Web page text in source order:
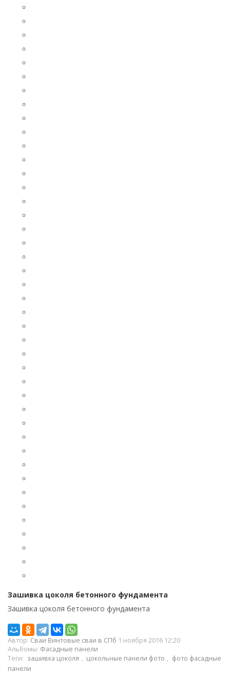
Зашивка цоколя бетонного фундамента
Зашивка цоколя бетонного фундамента
Автор: Сваи Винтовые сваи в СПб 1 ноября 2016 12:20
Альбомы: Фасадные панели
Теги: зашивка цоколя , цокольные панели фото , фото фасадные
панели